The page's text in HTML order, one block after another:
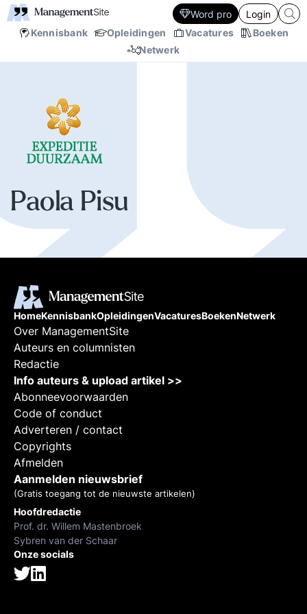
Kennisbank Opleidingen Vacatures
Boeken
Netwerk
Word pro Login
Paola Pisu
HomeKennisbankOpleidingenVacaturesBoekenNetwerk
Over ManagementSite
Auteurs en columnisten
Redactie
Info auteurs & upload artikel >>
Abonneevoorwaarden
Code of conduct
Adverteren / contact
Copyrights
Afmelden
Aanmelden nieuwsbrief
(Gratis toegang tot de nieuwste artikelen)
Hoofdredactie
Prof. dr. Willem Mastenbroek
Sybren van der Schaar
Onze socials